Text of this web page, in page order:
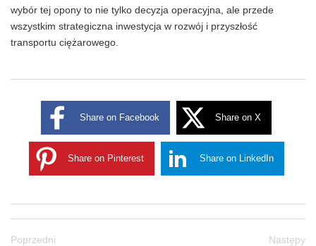
wybór tej opony to nie tylko decyzja operacyjna, ale przede
wszystkim strategiczna inwestycja w rozwój i przyszłość
transportu ciężarowego.
Share on Facebook Share on X
Share on Pinterest Share on LinkedIn
Poprzedni
Następy